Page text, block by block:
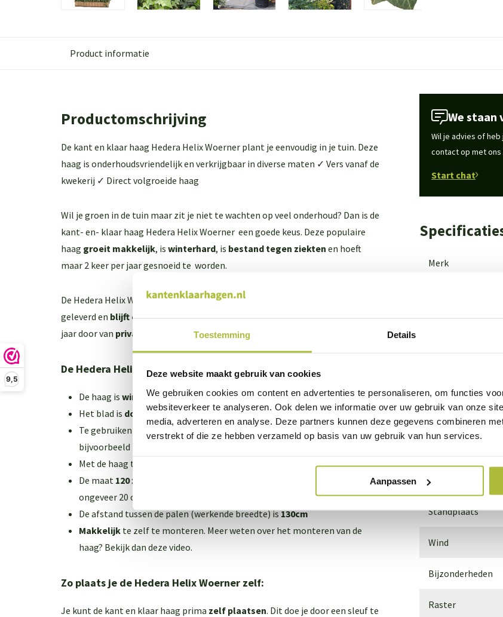
Toestemming Details
Deze website maakt gebruik van cookies
We gebruiken cookies om content en advertenties te personaliseren, om functies
websiteverkeer te analyseren. Ook delen we informatie over uw gebruik van onze
media, adverteren en analyse. Deze partners kunnen deze gegevens combineren
verstrekt of die ze hebben verzameld op basis van uw gebruik van hun services.
Aanpassen
9,5
Product informatie
Productomschrijving
De kant en klaar haag Hedera Helix Woerner plant je eenvoudig in je tuin. Deze
haag is onderhoudsvriendelijk en verkrijgbaar in diverse maten ✓ Vers vanaf de
kwekerij ✓ Direct volgroeide haag
Wil je groen in de tuin maar zit je niet te wachten op veel onderhoud? Dan is de
kant- en- klaar haag Hedera Helix Woerner een goede keus. Deze populaire
haag groeit makkelijk, is winterhard, is bestand tegen ziekten en hoeft
maar 2 keer per jaar gesnoeid te worden.
De Hedera Helix Woerner istot volledige hoogte begroeid
geleverd en blijft ook in de winter mooi groen
jaar door van privacy
De Hedera Helix Woerner 120x180 cm bxh in het kort:
De haag is winterhardenbehoudt het hele jaar zijn groene kleur
Het blad is donkergroen met lichte nerven(in de winter nog donkerder)
Te gebruiken als
tuinafscheiding
voor nieuwbouwprojecten of
bijvoorbeeld renovatieprojecten
Met de haag trek je kleine dieren aan, zoals insecten en vogels
De maat 120 x 180 cm
ongeveer 20 cm breed en 20 cm hoog
De afstand tussen de palen (werkende breedte) is130cm
Makkelijk te zelf te monteren. Meer weten over het monteren van de
haag? Bekijk dan deze video.
Zo plaats je de Hedera Helix Woerner zelf:
Je kunt de kant en klaar haag prima zelf plaatsen. Dit doe je door een sleuf te
We staan
Wil je advies of heb
contact op met ons
Start chat
Merk
Bladkleur
Bloemkleur
Grondsoort
Standplaats
Wind
Bijzonderheden
Raster